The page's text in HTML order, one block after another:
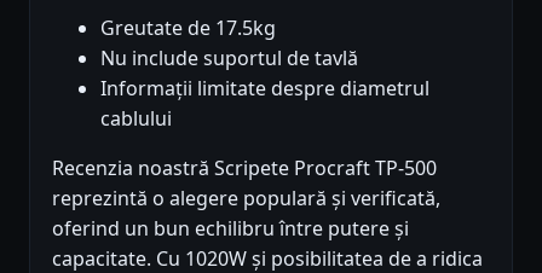
Greutate de 17.5kg
Nu include suportul de tavlă
Informații limitate despre diametrul
cablului
Recenzia noastră Scripete Procraft TP-500
reprezintă o alegere populară și verificată,
oferind un bun echilibru între putere și
capacitate. Cu 1020W și posibilitatea de a ridica